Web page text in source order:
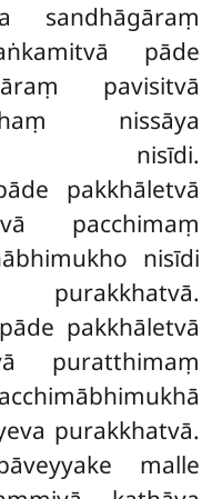
sandhāgāraṃ
pāde
pavisitvā
nissāya
nisīdi.
pakkhāletvā
pacchimaṃ
nisīdi
pakkhāletvā
puratthimaṃ
purakkhatvā.
malle